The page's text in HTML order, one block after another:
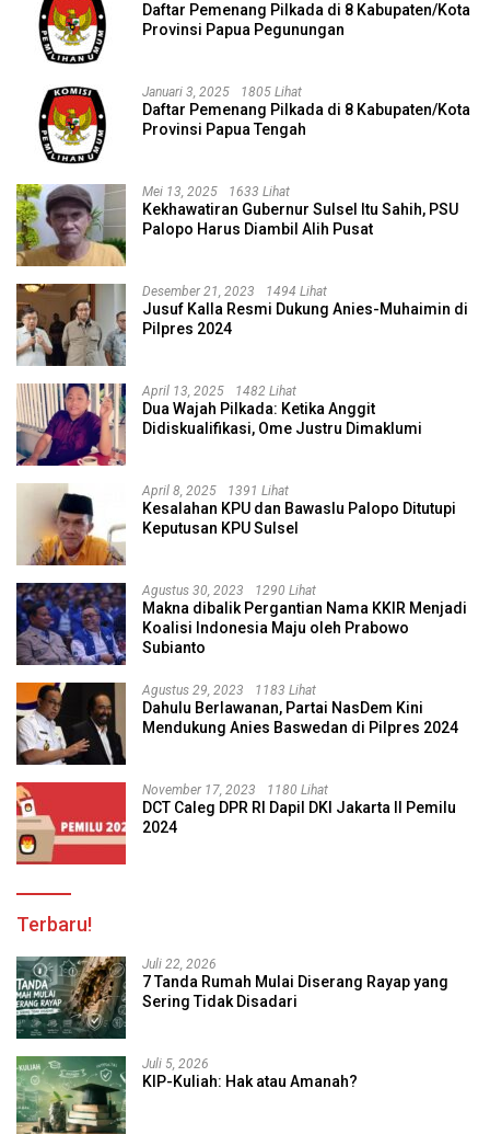
Daftar Pemenang Pilkada di 8 Kabupaten/Kota
Provinsi Papua Pegunungan
Januari 3, 2025 1805 Lihat
Daftar Pemenang Pilkada di 8 Kabupaten/Kota
Provinsi Papua Tengah
Mei 13, 2025 1633 Lihat
Kekhawatiran Gubernur Sulsel Itu Sahih, PSU
Palopo Harus Diambil Alih Pusat
Desember 21, 2023 1494 Lihat
Jusuf Kalla Resmi Dukung Anies-Muhaimin di
Pilpres 2024
April 13, 2025 1482 Lihat
Dua Wajah Pilkada: Ketika Anggit
Didiskualifikasi, Ome Justru Dimaklumi
April 8, 2025 1391 Lihat
Kesalahan KPU dan Bawaslu Palopo Ditutupi
Keputusan KPU Sulsel
Agustus 30, 2023 1290 Lihat
Makna dibalik Pergantian Nama KKIR Menjadi
Koalisi Indonesia Maju oleh Prabowo
Subianto
Agustus 29, 2023 1183 Lihat
Dahulu Berlawanan, Partai NasDem Kini
Mendukung Anies Baswedan di Pilpres 2024
November 17, 2023 1180 Lihat
DCT Caleg DPR RI Dapil DKI Jakarta II Pemilu
2024
Terbaru!
Juli 22, 2026
7 Tanda Rumah Mulai Diserang Rayap yang
Sering Tidak Disadari
Juli 5, 2026
KIP-Kuliah: Hak atau Amanah?